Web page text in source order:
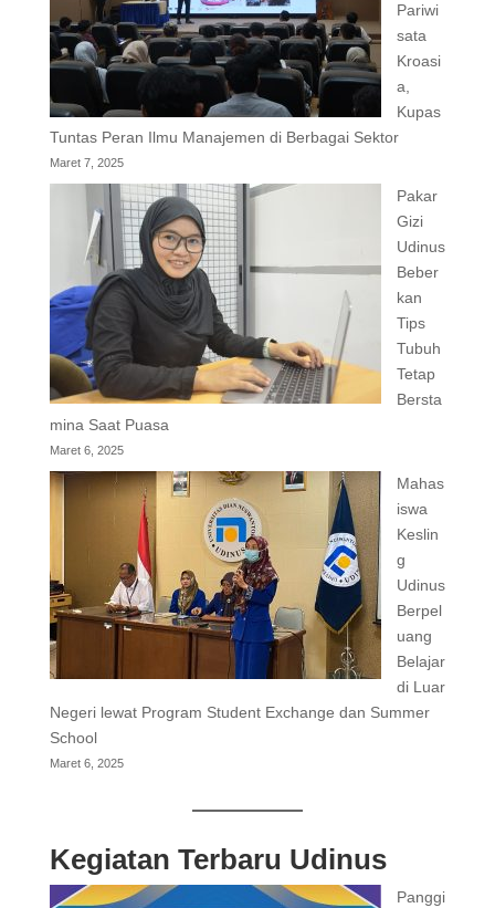
Pariwi
sata
Kroasi
a,
Kupas
Tuntas Peran Ilmu Manajemen di Berbagai Sektor
Maret 7, 2025
Pakar
Gizi
Udinus
Beber
kan
Tips
Tubuh
Tetap
Bersta
mina Saat Puasa
Maret 6, 2025
Mahas
iswa
Keslin
g
Udinus
Berpel
uang
Belajar
di Luar
Negeri lewat Program Student Exchange dan Summer
School
Maret 6, 2025
Kegiatan Terbaru Udinus
Panggi